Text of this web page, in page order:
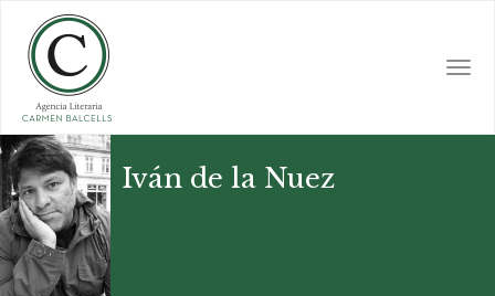
main
content
Iván de la Nuez